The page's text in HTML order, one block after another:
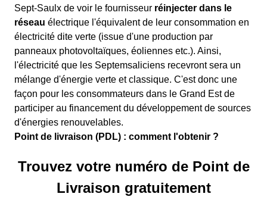
Sept-Saulx de voir le fournisseur réinjecter dans le
réseau électrique l'équivalent de leur consommation en
électricité dite verte (issue d'une production par
panneaux photovoltaïques, éoliennes etc.). Ainsi,
l'électricité que les Septemsaliciens recevront sera un
mélange d'énergie verte et classique. C'est donc une
façon pour les consommateurs dans le Grand Est de
participer au financement du développement de sources
d'énergies renouvelables.
Point de livraison (PDL) : comment l'obtenir ?